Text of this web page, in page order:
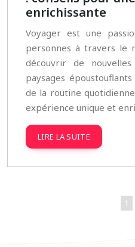
enrichissante
Voyager est une
personnes à travers le
découvrir de
paysages
de la routine
expérience unique et
LIRE LA SUITE
1